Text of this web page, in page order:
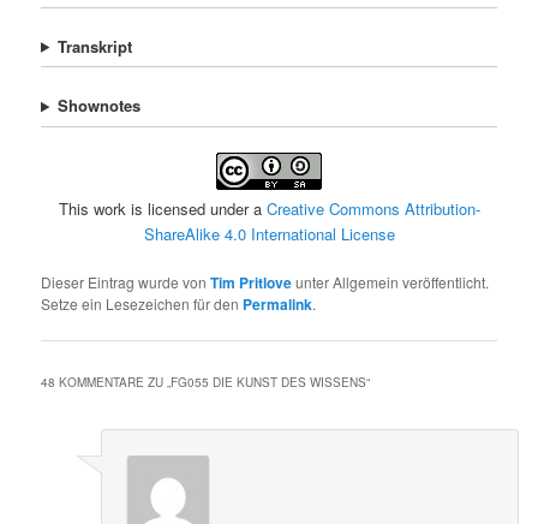
Transkript
Shownotes
This work is licensed under a Creative Commons Attribution-
ShareAlike 4.0 International License
Dieser Eintrag wurde vonTim Pritloveunter Allgemein veröffentlicht.
Setze ein Lesezeichen für den Permalink.
48 KOMMENTARE ZU „FG055 DIE KUNST DES WISSENS“